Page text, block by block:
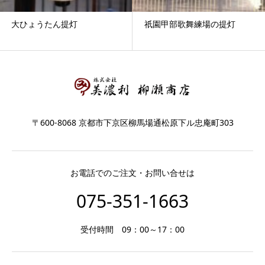
大ひょうたん提灯 祇園甲部歌舞練場の提灯
〒600-8068 京都市下京区柳馬場通松原下ル忠庵町303
お電話でのご注文・お問い合せは
075-351-1663
受付時間 09：00～17：00